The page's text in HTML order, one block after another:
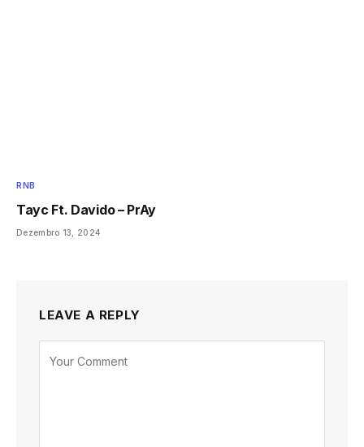
RNB
Tayc Ft. Davido – PrAy
Dezembro 13, 2024
LEAVE A REPLY